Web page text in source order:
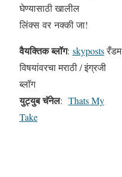
घेण्यासाठी खालील
लिंक्स वर नक्की जा!
वैयक्तिक ब्लॉग: skypostsरँडम
विषयांवरचा मराठी / इंग्रजी
ब्लॉग
युट्युब चॅनेल: Thats My
Take